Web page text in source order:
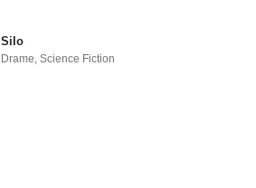
Silo
Drame,Science Fiction